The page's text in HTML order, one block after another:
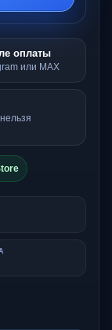
оплаты
или MAX